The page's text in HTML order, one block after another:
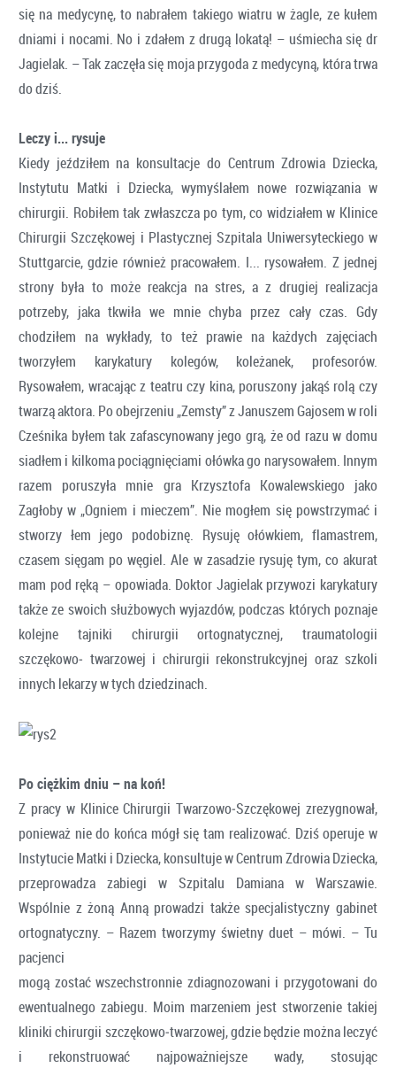
się na medycynę, to nabrałem takiego wiatru w żagle, ze kułem
dniami i nocami. No i zdałem z drugą lokatą! – uśmiecha się dr
Jagielak. – Tak zaczęła się moja przygoda z medycyną, która trwa
do dziś.
Leczy i... rysuje
Kiedy jeździłem na konsultacje do Centrum Zdrowia Dziecka,
Instytutu Matki i Dziecka, wymyślałem nowe rozwiązania w
chirurgii. Robiłem tak zwłaszcza po tym, co widziałem w Klinice
Chirurgii Szczękowej i Plastycznej Szpitala Uniwersyteckiego w
Stuttgarcie, gdzie również pracowałem. I... rysowałem. Z jednej
strony była to może reakcja na stres, a z drugiej realizacja
potrzeby, jaka tkwiła we mnie chyba przez cały czas. Gdy
chodziłem na wykłady, to też prawie na każdych zajęciach
tworzyłem karykatury kolegów, koleżanek, profesorów.
Rysowałem, wracając z teatru czy kina, poruszony jakąś rolą czy
twarzą aktora. Po obejrzeniu „Zemsty” z Januszem Gajosem w roli
Cześnika byłem tak zafascynowany jego grą, że od razu w domu
siadłem i kilkoma pociągnięciami ołówka go narysowałem. Innym
razem poruszyła mnie gra Krzysztofa Kowalewskiego jako
Zagłoby w „Ogniem i mieczem”. Nie mogłem się powstrzymać i
stworzy łem jego podobiznę. Rysuję ołówkiem, flamastrem,
czasem sięgam po węgiel. Ale w zasadzie rysuję tym, co akurat
mam pod ręką – opowiada. Doktor Jagielak przywozi karykatury
także ze swoich służbowych wyjazdów, podczas których poznaje
kolejne tajniki chirurgii ortognatycznej, traumatologii
szczękowo‑ twarzowej i chirurgii rekonstrukcyjnej oraz szkoli
innych lekarzy w tych dziedzinach.
Po ciężkim dniu – na koń!
Z pracy w Klinice Chirurgii Twarzowo‑Szczękowej zrezygnował,
ponieważ nie do końca mógł się tam realizować. Dziś operuje w
Instytucie Matki i Dziecka, konsultuje w Centrum Zdrowia Dziecka,
przeprowadza zabiegi w Szpitalu Damiana w Warszawie.
Wspólnie z żoną Anną prowadzi także specjalistyczny gabinet
ortognatyczny. – Razem tworzymy świetny duet – mówi. – Tu
pacjenci
mogą zostać wszechstronnie zdiagnozowani i przygotowani do
ewentualnego zabiegu. Moim marzeniem jest stworzenie takiej
kliniki chirurgii szczękowo‑twarzowej, gdzie będzie można leczyć
i rekonstruować najpoważniejsze wady, stosując